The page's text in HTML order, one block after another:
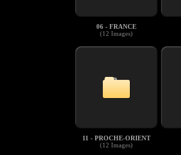
06 - FRANCE
(12 Images)
11 - PROCHE-ORIENT
(12 Images)